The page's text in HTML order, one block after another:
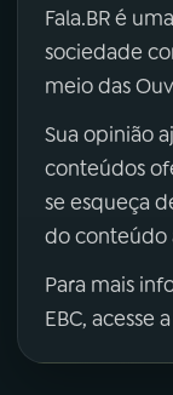
Fala.BR é
sociedade
meio das
Sua opinião
conteúdos
se esqueça
do conteúdo
Para mais
EBC, acesse